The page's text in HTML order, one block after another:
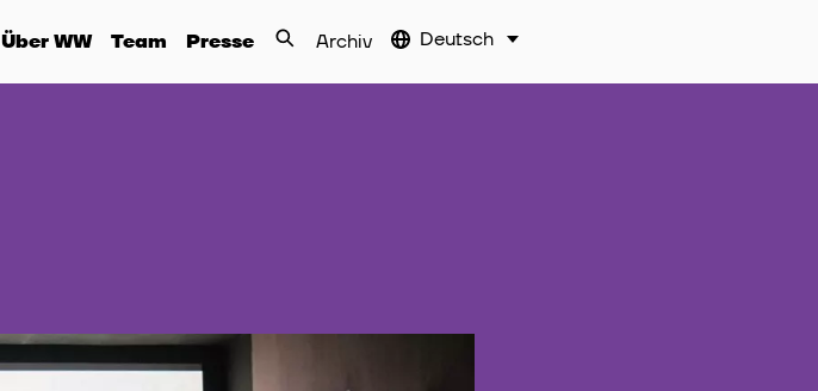
Über WW Team Presse Archiv Deutsch